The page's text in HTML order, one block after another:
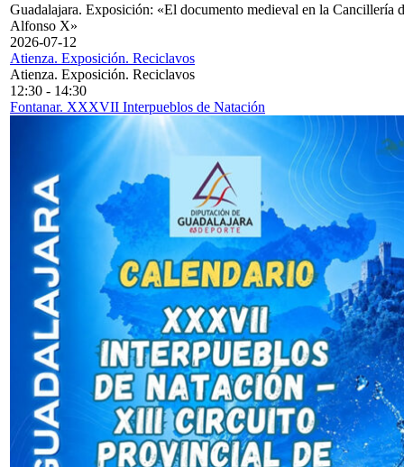
Guadalajara. Exposición: «El documento medieval en la Cancillería
Alfonso X»
2026-07-12
Atienza. Exposición. Reciclavos
Atienza. Exposición. Reciclavos
12:30 - 14:30
Fontanar. XXXVII Interpueblos de Natación